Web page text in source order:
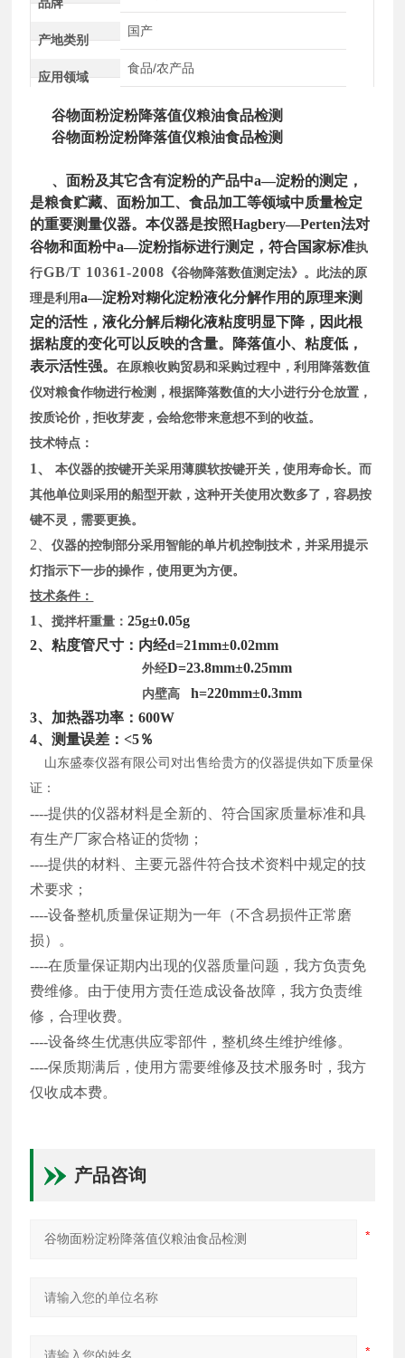
产地类别
国产
应用领域
食品/农产品
谷物面粉淀粉降落值仪粮油食品检测
谷物面粉淀粉降落值仪粮油食品检测
、面粉及其它含有淀粉的产品中a—淀粉的测定，
是粮食贮藏、面粉加工、食品加工等领域中质量检定
的重要测量仪器。本仪器是按照Hagbery—Perten法对
谷物和面粉中a—淀粉指标进行测定，符合国家标准执
行GB/T 10361-2008 《谷物降落数值测定法》。此法的原
理是利用a—淀粉对糊化淀粉液化分解作用的原理来测
定的活性，液化分解后糊化液粘度明显下降，因此根
据粘度的变化可以反映的含量。降落值小、粘度低，
表示活性强。在原粮收购贸易和采购过程中，利用降落数值
仪对粮食作物进行检测，根据降落数值的大小进行分仓放置，
按质论价，拒收芽麦，会给您带来意想不到的收益。
技术特点：
1、本仪器的按键开关采用薄膜软按键开关，使用寿命长。而
其他单位则采用的船型开款，这种开关使用次数多了，容易按
键不灵，需要更换。
2、仪器的控制部分采用智能的单片机控制技术，并采用提示
灯指示下一步的操作，使用更为方便。
技术条件：
1、搅拌杆重量：25g±0.05g
2、粘度管尺寸：内经d=21mm±0.02mm
外经D=23.8mm±0.25mm
内壁高 h=220mm±0.3mm
3、加热器功率：600W
4、测量误差：<5％
山东盛泰仪器有限公司对出售给贵方的仪器提供如下质量保
证：
----提供的仪器材料是全新的、符合国家质量标准和具
有生产厂家合格证的货物；
----提供的材料、主要元器件符合技术资料中规定的技
术要求；
----设备整机质量保证期为一年（不含易损件正常磨
损）。
----在质量保证期内出现的仪器质量问题，我方负责免
费维修。由于使用方责任造成设备故障，我方负责维
修，合理收费。
----设备终生优惠供应零部件，整机终生维护维修。
----保质期满后，使用方需要维修及技术服务时，我方
仅收成本费。
产品咨询